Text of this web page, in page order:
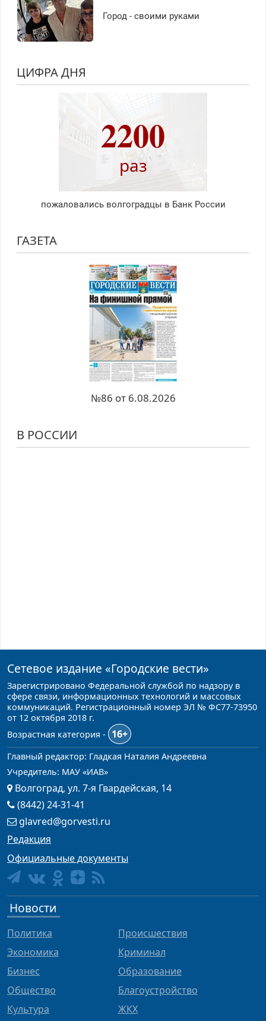
Город - своими руками
ЦИФРА ДНЯ
2200
раз
пожаловались волгоградцы в Банк России
ГАЗЕТА
№86 от 6.08.2026
В РОССИИ
Сетевое издание «Городские вести»
Зарегистрировано Федеральной службой по надзору в
сфере связи, информационных технологий и массовых
коммуникаций. Регистрационный номер ЭЛ № ФС77-73950
от 12 октября 2018 г.
Возрастная категория -
16+
Главный редактор: Гладкая Наталия Андреевна
Учредитель: МАУ «ИАВ»
Волгоград, ул. 7-я Гвардейская, 14
(8442) 24-31-41
glavred@gorvesti.ru
Редакция
Официальные документы
Новости
Политика
Экономика
Бизнес
Общество
Культура
Происшествия
Криминал
Образование
Благоустройство
ЖКХ